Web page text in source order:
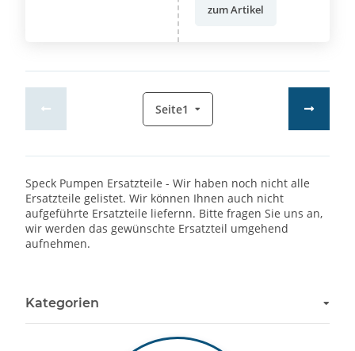
zum Artikel
Seite1
Speck Pumpen Ersatzteile - Wir haben noch nicht alle
Ersatzteile gelistet. Wir können Ihnen auch nicht
aufgeführte Ersatzteile liefernn. Bitte fragen Sie uns an,
wir werden das gewünschte Ersatzteil umgehend
aufnehmen.
Kategorien